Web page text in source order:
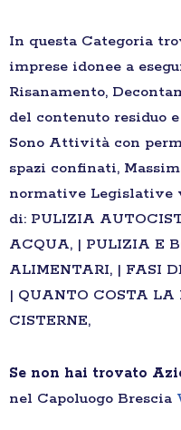
In questa Categoria
imprese idonee a
Risanamento,
del contenuto residuo
Sono Attività con
spazi confinati,
normative Legislative
di: PULIZIA
ACQUA, | PULIZIA E
ALIMENTARI, | FASI
| QUANTO COSTA LA
CISTERNE,
Se non hai trovato
nel Capoluogo Brescia